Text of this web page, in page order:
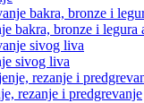
bakra, bronze i legura
sivog liva
rezanje i predgrevanje